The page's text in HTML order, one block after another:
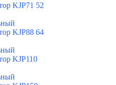
KJP71 52
KJP88 64
KJP110